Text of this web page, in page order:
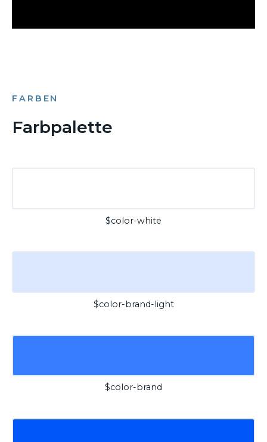
FARBEN
Farbpalette
$color-white
$color-brand-light
$color-brand